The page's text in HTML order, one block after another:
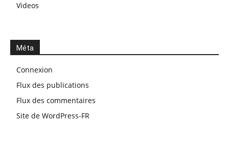
Videos
Méta
Connexion
Flux des publications
Flux des commentaires
Site de WordPress-FR